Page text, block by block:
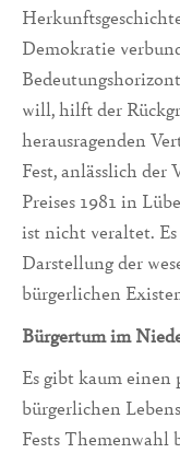
Demokratie
will, hilft der
herausragenden
Fest, anlässlich
Preises 1981 in
ist nicht veraltet.
Darstellung der
bürgerlichen
Bürgertum im
Es gibt kaum einen
bürgerlichen
Fests Themenwahl